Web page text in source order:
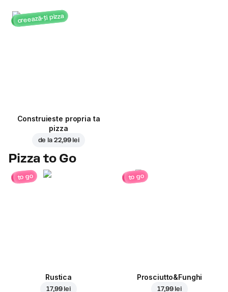
creează-ți pizza
Construieste propria ta
pizza
de la 22,99 lei
Pizza to Go
to go
Rustica
17,99 lei
to go
Prosciutto&Funghi
17,99 lei